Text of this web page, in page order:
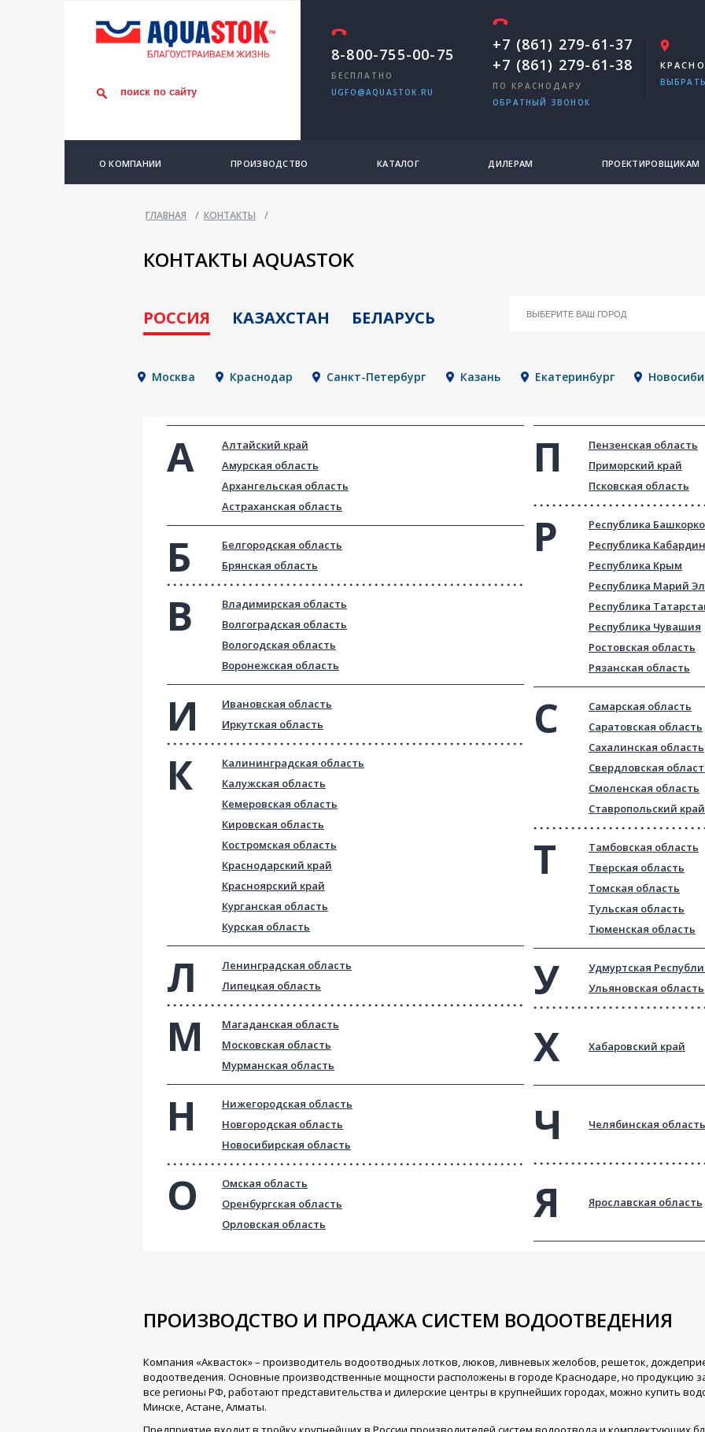
8-800-755-00-75
БЕСПЛАТНО
UGFO@AQUASTOK.RU
+7 (861) 279-61-37
+7 (861) 279-61-38
ПО КРАСНОДАРУ
ОБРАТНЫЙ ЗВОНОК
О КОМПАНИИ ПРОИЗВОДСТВО КАТАЛОГ ДИЛЕРАМ ПРОЕКТИРОВЩИКАМ
ГЛАВНАЯ / КОНТАКТЫ /
КОНТАКТЫ AQUASTOK
РОССИЯ КАЗАХСТАН БЕЛАРУСЬ
Москва Краснодар Санкт-Петербург Казань Екатеринбург
Алтайский край
Амурская область
Архангельская область
Астраханская область
Белгородская область
Брянская область
Владимирская область
Волгоградская область
Вологодская область
Воронежская область
Ивановская область
Иркутская область
Калининградская область
Калужская область
Кемеровская область
Кировская область
Костромская область
Краснодарский край
Красноярский край
Курганская область
Курская область
Ленинградская область
Липецкая область
Магаданская область
Московская область
Мурманская область
Нижегородская область
Новгородская область
Новосибирская область
Омская область
Оренбургская область
Орловская область
Пензенская область
Приморский край
Псковская область
Республика
Республика
Республика Крым
Республика Марий Эл
Республика
Республика Чувашия
Ростовская область
Рязанская область
Самарская область
Саратовская область
Сахалинская область
Свердловская
Смоленская область
Ставропольский край
Тамбовская область
Тверская область
Томская область
Тульская область
Тюменская область
Удмуртская
Ульяновская область
Хабаровский край
Челябинская область
Ярославская область
ПРОИЗВОДСТВО И ПРОДАЖА СИСТЕМ ВОДООТВЕДЕНИЯ
Компания «Аквасток» – производитель водоотводных лотков, люков, ливневых желобов, решеток,
водоотведения. Основные производственные мощности расположены в городе Краснодаре, но продукцию
все регионы РФ, работают представительства и дилерские центры в крупнейших городах, можно купить
Минске, Астане, Алматы.